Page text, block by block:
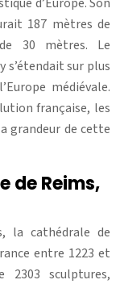
187 mètres de
30 mètres. Le
sur plus
médiévale.
française, les
grandeur de cette
de Reims,
la cathédrale de
entre 1223 et
2303 sculptures,